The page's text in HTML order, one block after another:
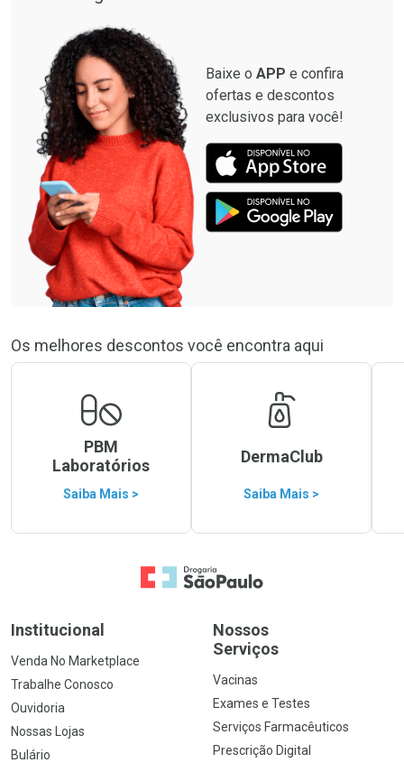
Baixe o APP e confira
ofertas e descontos
exclusivos para você!
Os melhores descontos você encontra aqui
PBM
Laboratórios
Saiba Mais >
DermaClub
Saiba Mais >
Ir para a Home
Institucional
Venda No Marketplace
Trabalhe Conosco
Ouvidoria
Nossas Lojas
Bulário
Nossos
Serviços
Vacinas
Exames e Testes
Serviços Farmacêuticos
Prescrição Digital